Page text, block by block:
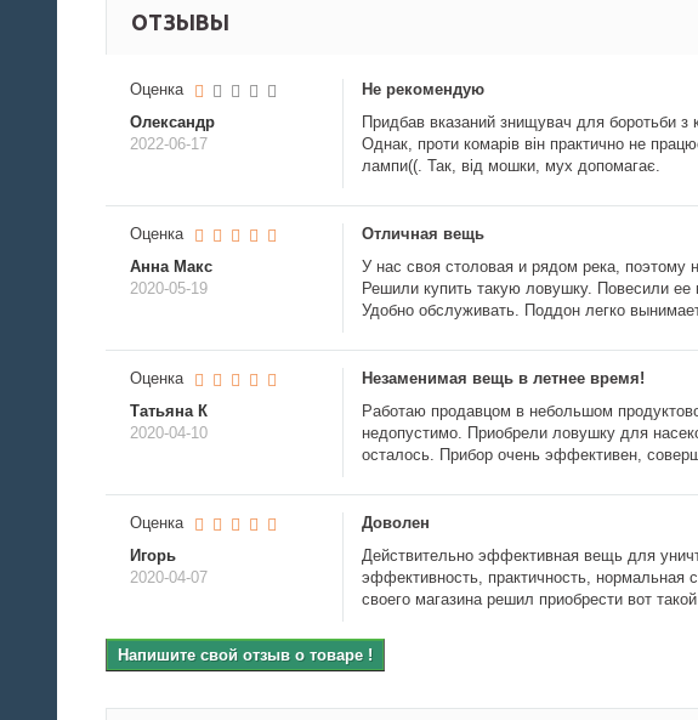
ОТЗЫВЫ
Оценка
Олександр
2022-06-17
Не рекомендую
Придбав вказаний знищувач для боротьби з
Однак, проти комарів він практично не
лампи((. Так, від мошки, мух допомагає.
Оценка
Анна Макс
2020-05-19
Отличная вещь
У нас своя столовая и рядом река, поэтому
Решили купить такую ловушку. Повесили
Удобно обслуживать. Поддон легко
Оценка
Татьяна К
2020-04-10
Незаменимая вещь в летнее время!
Работаю продавцом в небольшом
недопустимо. Приобрели ловушку для
осталось. Прибор очень эффективен,
Оценка
Игорь
2020-04-07
Доволен
Действительно эффективная вещь для
эффективность, практичность, нормальная
своего магазина решил приобрести вот
Напишите свой отзыв о товаре !